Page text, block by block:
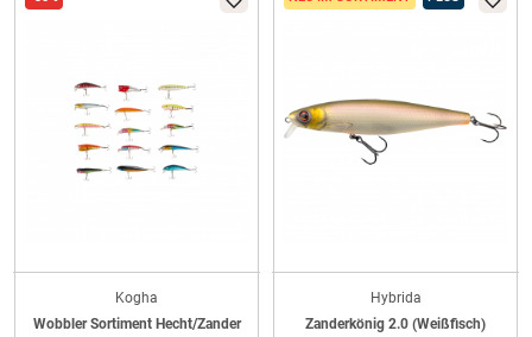
Kogha
Wobbler Sortiment Hecht/Zander
Hybrida
Zanderkönig 2.0 (Weißfisch)